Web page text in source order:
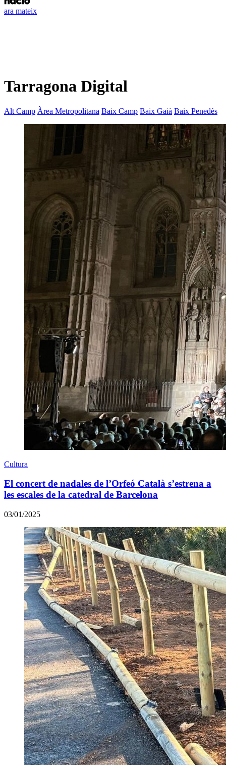
ara mateix
Tarragona Digital
Alt Camp Àrea Metropolitana Baix Camp Baix Gaià Baix Penedès
Cultura
El concert de nadales de l’Orfeó Català s’estrena a
les escales de la catedral de Barcelona
03/01/2025